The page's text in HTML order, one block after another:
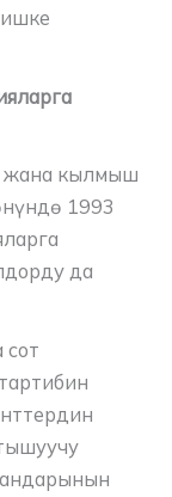
жана кылмыш
1993
да